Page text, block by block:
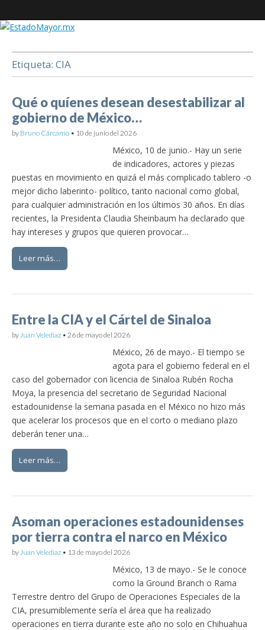
EstadoMayor.mx
Blog de información militar y de Seguridad Nacional
Etiqueta: CIA
Qué o quíenes desean desestabilizar al
gobierno de México…
by Bruno Cárcamo • 10 de junio del 2026
México, 10 de junio.- Hay un serie
de indicadores, actores y piezas
puestas en movimiento en quizá el más complicado tablero -o
mejor dicho laberinto- político, tanto nacional como global,
para cualquier administración en los últimos 30 años. En días
recientes, la Presidenta Claudia Sheinbaum ha declarado que
hay intereses y grupos que quieren provocar…
Leer más…
Entre la CIA y el Cártel de Sinaloa
by Juan Velediaz • 26 de mayo del 2026
México, 26 de mayo.- El tiempo se
agota para el gobierno federal en el
caso del gobernador con licencia de Sinaloa Rubén Rocha
Moya, la presencia del secretario de Seguridad Nacional
estadounidense la semana pasada en el México no hizo más
que acelerar los procesos que en el corto o mediano plazo
deberán tener una…
Leer más…
Asoman operaciones estadounidenses
por tierra contra el narco en México
by Juan Velediaz • 13 de mayo del 2026
México, 13 de mayo.- Se le conoce
como la Ground Branch o Rama
Terrestre dentro del Grupo de Operaciones Especiales de la
CIA, presumiblemente sería el área que ha realizado
operaciones en tierra durante este año no solo en Chihuahua